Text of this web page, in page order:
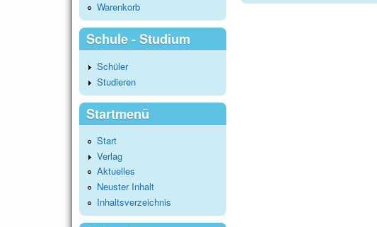
Warenkorb
Schule - Studium
Schüler
Studieren
Startmenü
Start
Verlag
Aktuelles
Neuster Inhalt
Inhaltsverzeichnis